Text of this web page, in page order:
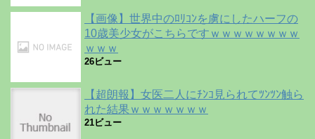
【画像】世界中のﾛﾘｺﾝを虜にしたハーフの
10歳美少女がこちらですｗｗｗｗｗｗｗｗ
ｗｗｗ
26ビュー
【超朗報】女医二人にﾁﾝｺ見られてﾂﾝﾂﾝ触ら
れた結果ｗｗｗｗｗｗｗ
21ビュー